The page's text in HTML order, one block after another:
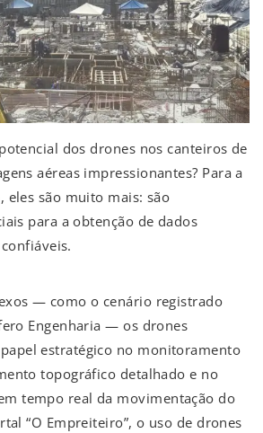
dos drones nos canteiros de
aéreas impressionantes? Para a
eles são muito mais: são
para a obtenção de dados
— como o cenário registrado
Engenharia — os drones
estratégico no monitoramento
topográfico detalhado e no
tempo real da movimentação do
“O Empreiteiro”, o uso de drones